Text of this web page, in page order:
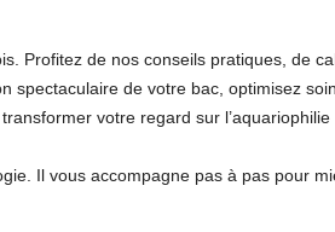
Profitez de nos conseils pratiques, de
spectaculaire de votre bac, optimisez
votre regard sur l’aquariophilie
Il vous accompagne pas à pas pour